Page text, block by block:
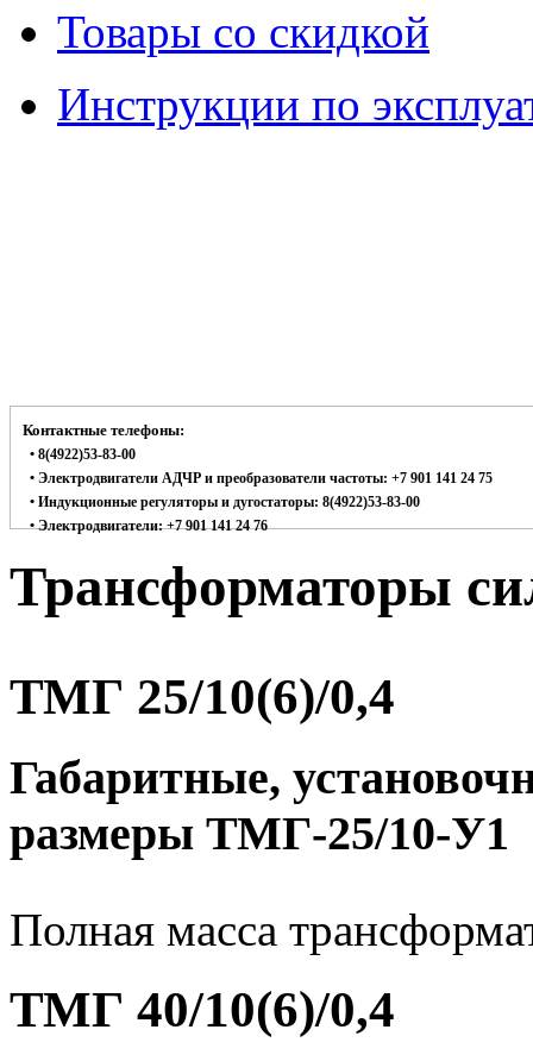
Товары со скидкой
Инструкции по
Контактные телефоны:
• 8(4922)53-83-00
• Электродвигатели АДЧР и преобразователи частоты: +7 901 141 24 75
• Индукционные регуляторы и дугостаторы: 8(4922)53-83-00
• Электродвигатели: +7 901 141 24 76
Трансформаторы
ТМГ 25/10(6)/0,4
Габаритные,
размеры ТМГ-25/10-У1
Полная масса
ТМГ 40/10(6)/0,4